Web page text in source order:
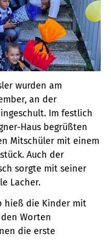
wurden am
an der
Im festlich
Haus begrüßten
Mitschüler mit einem
Auch der
sorgte mit seiner
Lacher.
hieß die Kinder mit
Worten
die erste